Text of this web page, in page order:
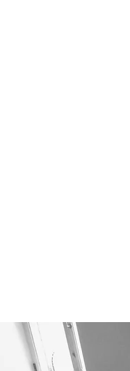
часов здесь же
на другом участке в
что для вас